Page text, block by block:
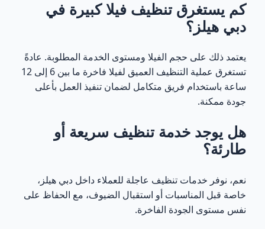
كم يستغرق تنظيف فيلا كبيرة في
دبي هيلز؟
يعتمد ذلك على حجم الفيلا ومستوى الخدمة المطلوبة. عادةً
تستغرق عملية التنظيف العميق لفيلا فاخرة ما بين 6 إلى 12
ساعة باستخدام فريق متكامل لضمان تنفيذ العمل بأعلى
جودة ممكنة.
هل يوجد خدمة تنظيف سريعة أو
طارئة؟
نعم، نوفر خدمات تنظيف عاجلة للعملاء داخل دبي هيلز،
خاصة قبل المناسبات أو استقبال الضيوف، مع الحفاظ على
نفس مستوى الجودة الفاخرة.